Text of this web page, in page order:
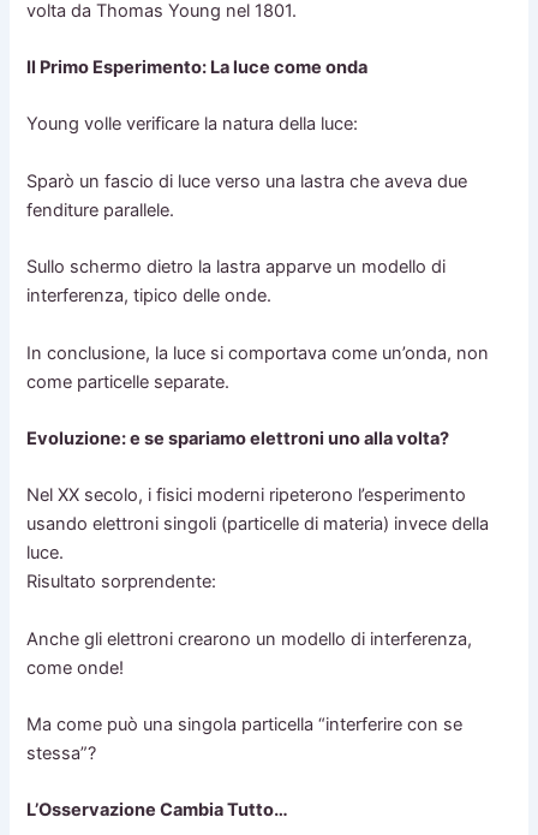
volta da Thomas Young nel 1801.
Il Primo Esperimento: La luce come onda
Young volle verificare la natura della luce:
Sparò un fascio di luce verso una lastra che aveva due
fenditure parallele.
Sullo schermo dietro la lastra apparve un modello di
interferenza, tipico delle onde.
In conclusione, la luce si comportava come un’onda, non
come particelle separate.
Evoluzione: e se spariamo elettroni uno alla volta?
Nel XX secolo, i fisici moderni ripeterono l’esperimento
usando elettroni singoli (particelle di materia) invece della
luce.
Risultato sorprendente:
Anche gli elettroni crearono un modello di interferenza,
come onde!
Ma come può una singola particella “interferire con se
stessa”?
L’Osservazione Cambia Tutto…